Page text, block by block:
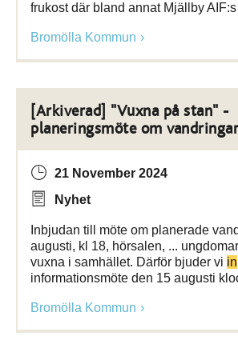
frukost där bland annat Mjällby
Bromölla Kommun
[Arkiverad] "Vuxna på stan" -
planeringsmöte om vandringar
21 November 2024
Nyhet
Inbjudan till möte om planerade
augusti, kl 18, hörsalen, ...
vuxna i samhället. Därför bjuder vi in
informationsmöte den 15 augusti
Bromölla Kommun